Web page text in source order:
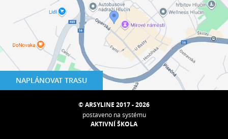
NAPLÁNOVAT TRASU
© ARSYLINE 2017 - 2026
postaveno na systému
AKTIVNÍ ŠKOLA